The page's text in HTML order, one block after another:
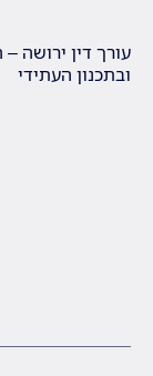
עורך דין ירושה
ובתכנון העתידי